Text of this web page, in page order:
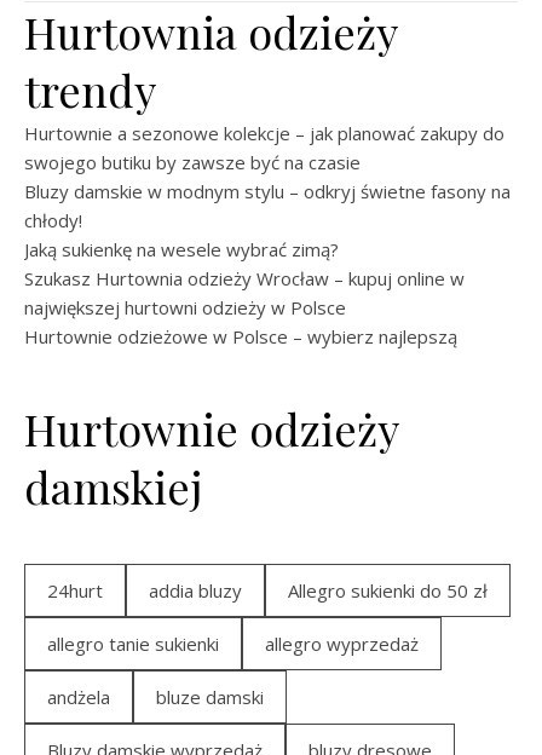
Hurtownia odzieży
trendy
Hurtownie a sezonowe kolekcje – jak planować zakupy do
swojego butiku by zawsze być na czasie
Bluzy damskie w modnym stylu – odkryj świetne fasony na
chłody!
Jaką sukienkę na wesele wybrać zimą?
Szukasz Hurtownia odzieży Wrocław – kupuj online w
największej hurtowni odzieży w Polsce
Hurtownie odzieżowe w Polsce – wybierz najlepszą
Hurtownie odzieży
damskiej
24hurt addia bluzy Allegro sukienki do 50 zł
allegro tanie sukienki allegro wyprzedaż
andżela bluze damski
Bluzy damskie wyprzedaż bluzy dresowe